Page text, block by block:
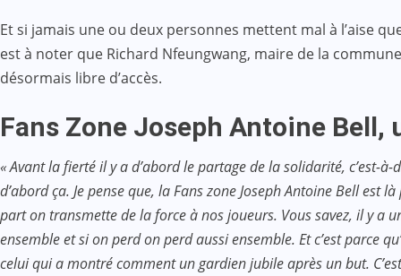
Et si jamais une ou deux personnes mettent mal à l’aise
est à noter que Richard Nfeungwang, maire de la
désormais libre d’accès.
Fans Zone Joseph Antoine
« Avant la fierté il y a d’abord le partage de la solidarité, c’est-
d’abord ça. Je pense que, la Fans zone Joseph Antoine Bell
part on transmette de la force à nos joueurs. Vous savez, il y a
ensemble et si on perd on perd aussi ensemble. Et c’est parce
celui qui a montré comment un gardien jubile après un but.